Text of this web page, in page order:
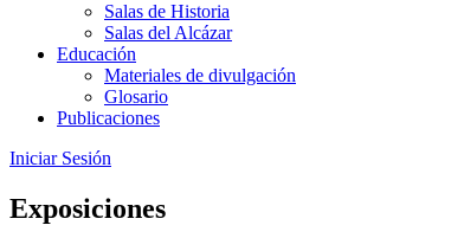
Salas de Historia
Salas del Alcázar
Educación
Materiales de divulgación
Glosario
Publicaciones
Iniciar Sesión
Exposiciones